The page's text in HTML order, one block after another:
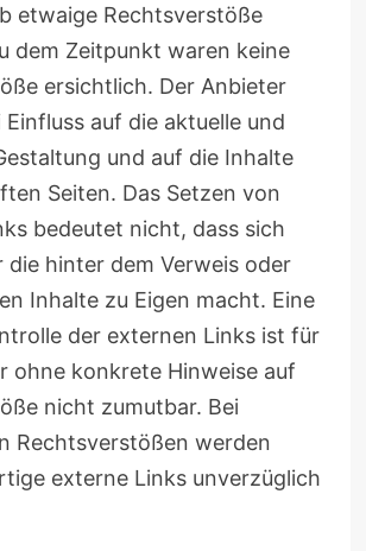
etwaige Rechtsverstöße
dem Zeitpunkt waren keine
ersichtlich. Der Anbieter
auf die aktuelle und
und auf die Inhalte
Seiten. Das Setzen von
bedeutet nicht, dass sich
die hinter dem Verweis oder
Inhalte zu Eigen macht. Eine
der externen Links ist für
ohne konkrete Hinweise auf
nicht zumutbar. Bei
Rechtsverstößen werden
externe Links unverzüglich